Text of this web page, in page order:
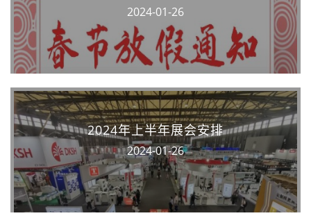
2024-01-26
2024年上半年展会安排
2024-01-26